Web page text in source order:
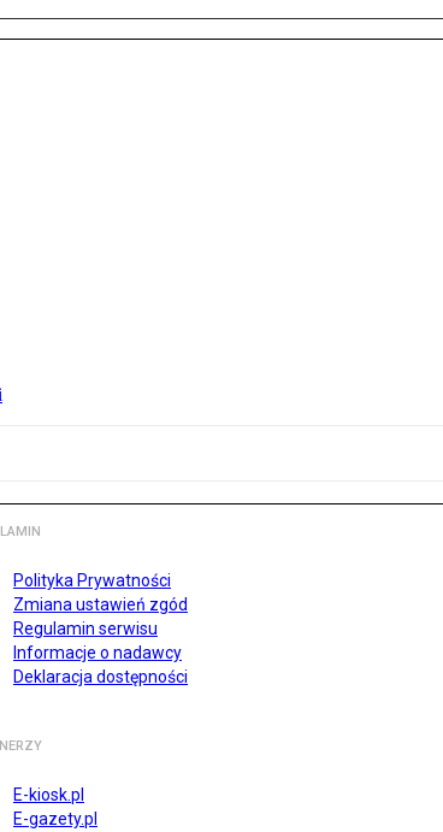
Polityka Prywatności
Zmiana ustawień zgód
Regulamin serwisu
Informacje o nadawcy
Deklaracja dostępności
E-kiosk.pl
E-gazety.pl